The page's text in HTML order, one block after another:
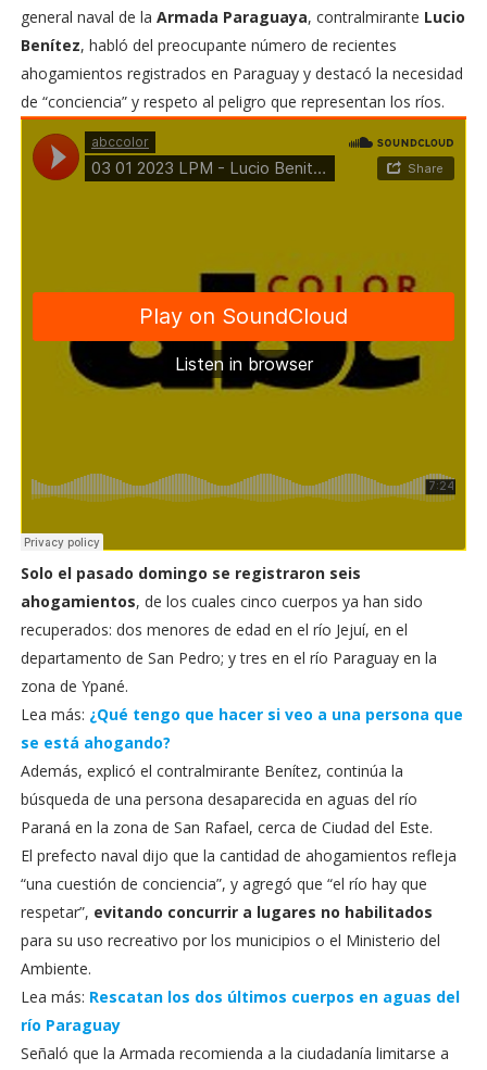
general naval de la Armada Paraguaya, contralmirante Lucio
Benítez, habló del preocupante número de recientes
ahogamientos registrados en Paraguay y destacó la necesidad
de “conciencia” y respeto al peligro que representan los ríos.
Solo el pasado domingo se registraron seis
ahogamientos, de los cuales cinco cuerpos ya han sido
recuperados: dos menores de edad en el río Jejuí, en el
departamento de San Pedro; y tres en el río Paraguay en la
zona de Ypané.
Lea más: ¿Qué tengo que hacer si veo a una persona que
se está ahogando?
Además, explicó el contralmirante Benítez, continúa la
búsqueda de una persona desaparecida en aguas del río
Paraná en la zona de San Rafael, cerca de Ciudad del Este.
El prefecto naval dijo que la cantidad de ahogamientos refleja
“una cuestión de conciencia”, y agregó que “el río hay que
respetar”, evitando concurrir a lugares no habilitados
para su uso recreativo por los municipios o el Ministerio del
Ambiente.
Lea más: Rescatan los dos últimos cuerpos en aguas del
río Paraguay
Señaló que la Armada recomienda a la ciudadanía limitarse a